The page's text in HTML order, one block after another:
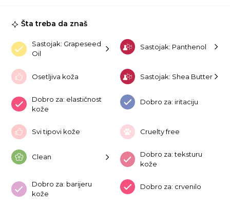
Šta treba da znaš
Sastojak: Grapeseed
Oil
Sastojak: Panthenol
Osetljiva koža Sastojak: Shea Butter
Dobro za: elastičnost
kože
Dobro za: iritaciju
Svi tipovi kože Cruelty free
Clean
Dobro za: teksturu
kože
Dobro za: barijeru
kože
Dobro za: crvenilo